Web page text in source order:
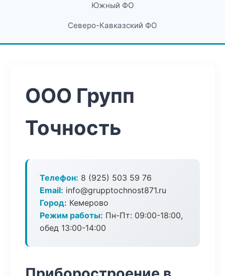
Южный ФО
Северо-Кавказский ФО
ООО Групп
Точность
Телефон: 8 (925) 503 59 76
Email: info@grupptochnost871.ru
Город: Кемерово
Режим работы: Пн-Пт: 09:00-18:00,
обед 13:00-14:00